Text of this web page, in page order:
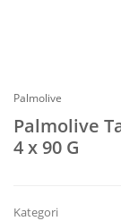
Palmolive
Palmolive
4 x 90 G
Kategori